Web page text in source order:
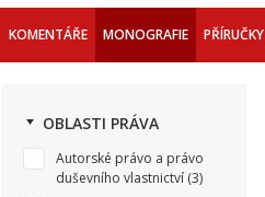
KOMENTÁŘE MONOGRAFIE PŘÍRUČKY
OBLASTI PRÁVA
Autorské právo a právo
duševního vlastnictví (3)